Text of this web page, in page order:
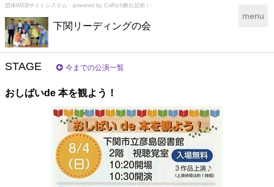
団体WEBサイトシステム - powered by CoRich舞台芸術！-
下関リーディングの会
T
g
menu
STAGE 今までの公演一覧
おしばいde 本を観よう！